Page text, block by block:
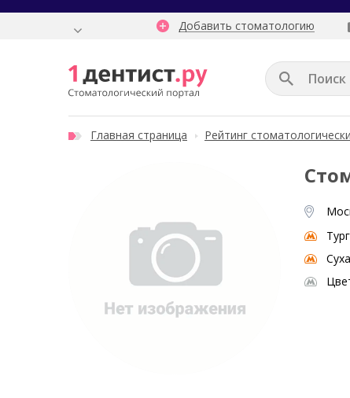
Добавить стоматологию
Главная страница Рейтинг